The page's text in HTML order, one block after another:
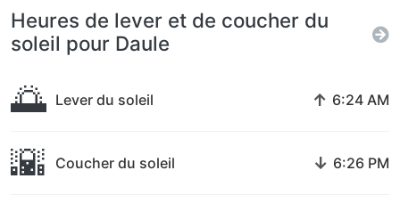
Heures de lever et de coucher du
soleil pour Daule
🌅 Lever du soleil ↑ 6:24 AM
🌇 Coucher du soleil ↓ 6:26 PM